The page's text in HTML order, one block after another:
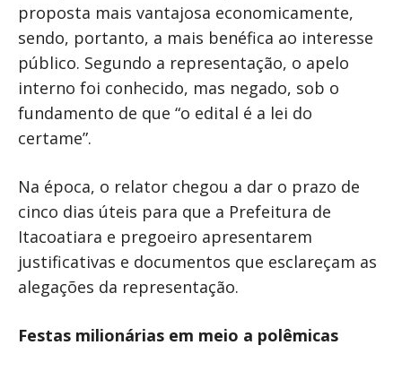
proposta mais vantajosa economicamente,
sendo, portanto, a mais benéfica ao interesse
público. Segundo a representação, o apelo
interno foi conhecido, mas negado, sob o
fundamento de que “o edital é a lei do
certame”.
Na época, o relator chegou a dar o prazo de
cinco dias úteis para que a Prefeitura de
Itacoatiara e pregoeiro apresentarem
justificativas e documentos que esclareçam as
alegações da representação.
Festas milionárias em meio a polêmicas